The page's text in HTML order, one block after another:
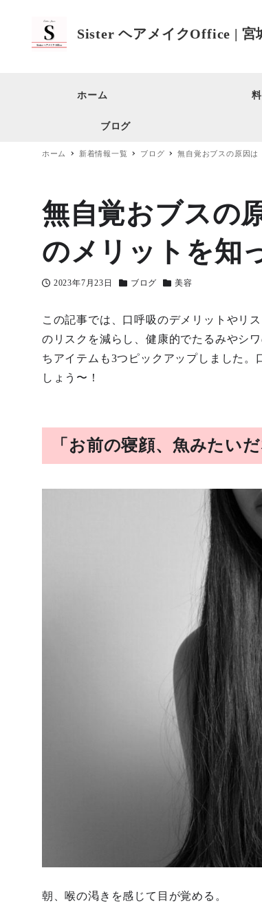
Sister ヘアメイクOffice | 宮
ホーム
ブログ
ホーム 新着情報一覧 ブログ 無自覚おブスの原因は
無自覚おブスの
のメリットを知
投稿日
2023年7月23日
カテゴリー
ブログ
カテゴリー
美容
この記事では、口呼吸のデメリットやリ
のリスクを減らし、健康的でたるみやシ
ちアイテムも3つピックアップしました
しょう〜！
「お前の寝顔、魚みたいだ
朝、喉の渇きを感じて目が覚める。